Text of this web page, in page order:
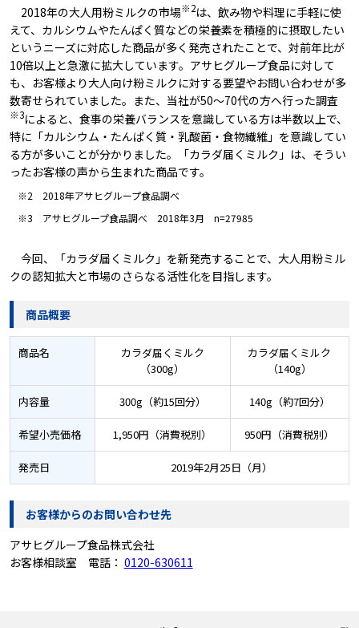
2018年の大人用粉ミルクの市場※2は、飲み物や料理に手軽に使
えて、カルシウムやたんぱく質などの栄養素を積極的に摂取したい
というニーズに対応した商品が多く発売されたことで、対前年比が
10倍以上と急激に拡大しています。アサヒグループ食品に対して
も、お客様より大人向け粉ミルクに対する要望やお問い合わせが多
数寄せられていました。また、当社が50～70代の方へ行った調査
※3によると、食事の栄養バランスを意識している方は半数以上で、
特に「カルシウム・たんぱく質・乳酸菌・食物繊維」を意識してい
る方が多いことが分かりました。「カラダ届くミルク」は、そうい
ったお客様の声から生まれた商品です。
※2 2018年アサヒグループ食品調べ
※3 アサヒグループ食品調べ 2018年3月 n=27985
今回、「カラダ届くミルク」を新発売することで、大人用粉ミル
クの認知拡大と市場のさらなる活性化を目指します。
商品概要
商品名
カラダ届くミルク
（300g）
カラダ届くミルク
（140g）
内容量 300g（約15回分） 140g（約7回分）
希望小売価格 1,950円（消費税別） 950円（消費税別）
発売日 2019年2月25日（月）
お客様からのお問い合わせ先
アサヒグループ食品株式会社
お客様相談室 電話： 0120-630611